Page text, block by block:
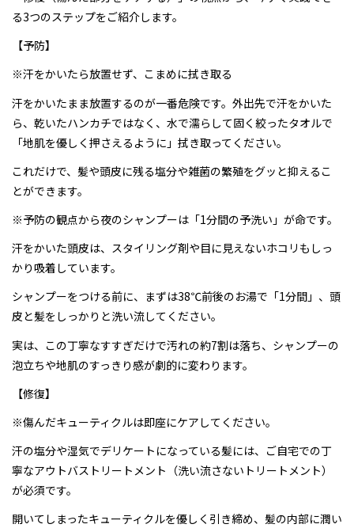
る3つのステップをご紹介します。
【予防】
※汗をかいたら放置せず、こまめに拭き取る
汗をかいたまま放置するのが一番危険です。外出先で汗をかいた
ら、乾いたハンカチではなく、水で濡らして固く絞ったタオルで
「地肌を優しく押さえるように」拭き取ってください。
これだけで、髪や頭皮に残る塩分や雑菌の繁殖をグッと抑えるこ
とができます。
※予防の観点から夜のシャンプーは「1分間の予洗い」が命です。
汗をかいた頭皮は、スタイリング剤や目に見えないホコリもしっ
かり吸着しています。
シャンプーをつける前に、まずは38℃前後のお湯で「1分間」、頭
皮と髪をしっかりと洗い流してください。
実は、この丁寧なすすぎだけで汚れの約7割は落ち、シャンプーの
泡立ちや地肌のすっきり感が劇的に変わります。
【修復】
※傷んだキューティクルは即座にケアしてください。
汗の塩分や湿気でデリケートになっている髪には、ご自宅での丁
寧なアウトバストリートメント（洗い流さないトリートメント）
が必須です。
開いてしまったキューティクルを優しく引き締め、髪の内部に潤い